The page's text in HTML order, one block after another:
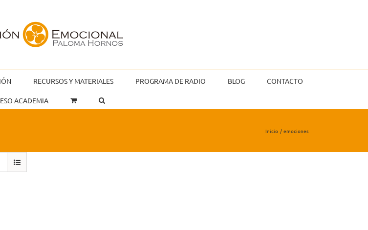
RECURSOS Y MATERIALES PROGRAMA DE RADIO BLOG CONTACTO
ACADEMIA
Inicio emociones